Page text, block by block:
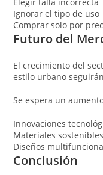
Ignorar el tipo de uso
Comprar solo por
Futuro del
El crecimiento del
estilo urbano
Se espera un
Innovaciones
Materiales sostenibles
Diseños
Conclusión